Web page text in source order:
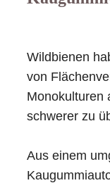
Wildbienen
von
Monokulturen
schwerer zu
Aus einem